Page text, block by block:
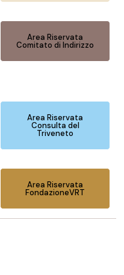
Area Riservata
Comitato di Indirizzo
Area Riservata
Consulta del
Triveneto
Area Riservata
FondazioneVRT